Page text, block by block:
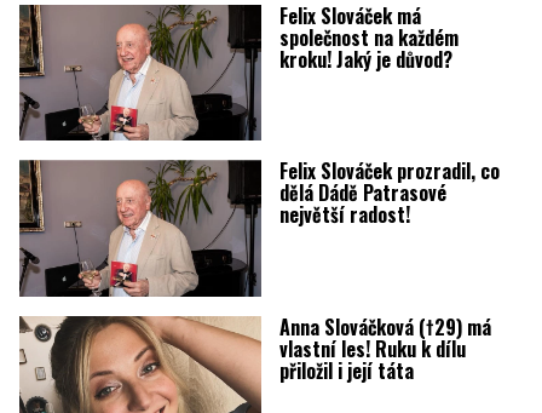
Felix Slováček má
společnost na každém
kroku! Jaký je důvod?
Felix Slováček prozradil, co
dělá Dádě Patrasové
největší radost!
Anna Slováčková (†29) má
vlastní les! Ruku k dílu
přiložil i její táta